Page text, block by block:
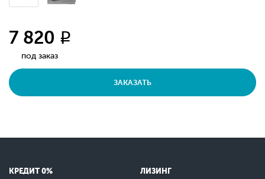
7 820 q
под заказ
ЗАКАЗАТЬ
КРЕДИТ 0% ЛИЗИНГ